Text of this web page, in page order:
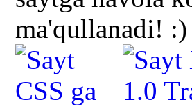
ma'qullanadi! :)